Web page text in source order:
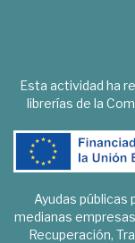
Esta actividad ha
librerías de la
Ayudas públicas
medianas
Recuperación,